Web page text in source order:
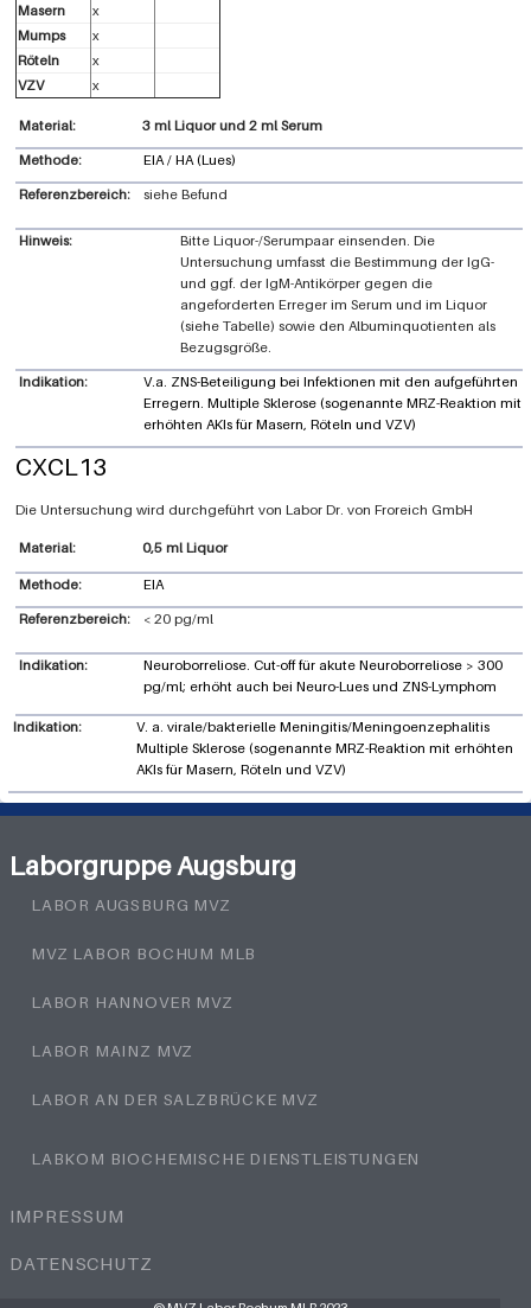
Masern
x
Mumps
x
Röteln
x
VZV
x
3 ml Liquor und 2 ml Serum
Methode: EIA / HA (Lues)
Referenzbereich: siehe Befund
Hinweis:
Bitte Liquor-/Serumpaar einsenden. Die
Untersuchung umfasst die Bestimmung der IgG-
und ggf. der IgM-Antikörper gegen die
angeforderten Erreger im Serum und im Liquor
(siehe Tabelle) sowie den Albuminquotienten als
Bezugsgröße.
Indikation:
V.a. ZNS-Beteiligung bei Infektionen mit den aufgeführten
Erregern. Multiple Sklerose (sogenannte MRZ-Reaktion mit
erhöhten AKIs für Masern, Röteln und VZV)
CXCL13
Labor Dr. von Froreich GmbH
0,5 ml Liquor
Methode: EIA
Referenzbereich: < 20 pg/ml
Indikation:
Neuroborreliose. Cut-off für akute Neuroborreliose > 300
pg/ml; erhöht auch bei Neuro-Lues und ZNS-Lymphom
Indikation:
V. a. virale/bakterielle Meningitis/Meningoenzephalitis
Multiple Sklerose (sogenannte MRZ-Reaktion mit erhöhten
AKIs für Masern, Röteln und VZV)
IMPRESSUM
DATENSCHUTZ
Laborgruppe Augsburg
LABOR AUGSBURG MVZ
MVZ LABOR BOCHUM MLB
LABOR HANNOVER MVZ
LABOR MAINZ MVZ
LABOR AN DER SALZBRÜCKE MVZ
LABKOM BIOCHEMISCHE DIENSTLEISTUNGEN